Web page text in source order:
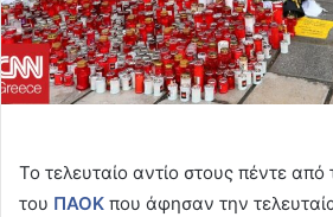
Το τελευταίο αντίο στους πέντε
του ΠΑΟΚ που άφησαν την